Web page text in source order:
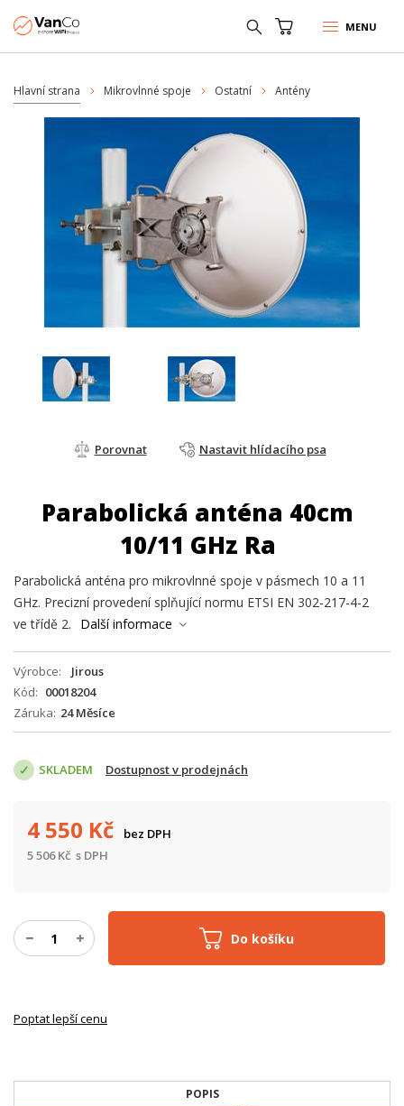
MENU
Hlavní strana Mikrovlnné spoje Ostatní Antény
Porovnat Nastavit hlídacího psa
Parabolická anténa 40cm
10/11 GHz Ra
Parabolická anténa pro mikrovlnné spoje v pásmech 10 a 11
GHz. Precizní provedení splňující normu ETSI EN 302-217-4-2
ve třídě 2.
Další informace
Výrobce
Jirous
Kód
00018204
Záruka 24 Měsíce
SKLADEM Dostupnost v prodejnách
Do košíku
4 550 Kč
bez DPH
5 506Kč s DPH
Poptat lepší cenu
POPIS